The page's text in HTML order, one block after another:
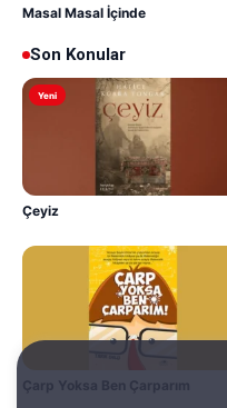
Masal Masal İçinde
Son Konular
Yeni
Çeyiz
Çarp Yoksa Ben Çarparım